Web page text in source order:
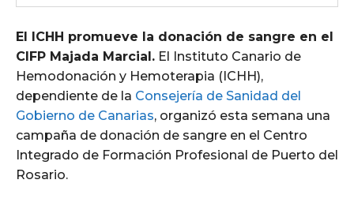
El ICHH promueve la donación de sangre en el
CIFP Majada Marcial. El Instituto Canario de
Hemodonación y Hemoterapia (ICHH),
dependiente de la Consejería de Sanidad del
Gobierno de Canarias, organizó esta semana una
campaña de donación de sangre en el Centro
Integrado de Formación Profesional de Puerto del
Rosario.